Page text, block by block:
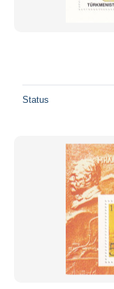
Status